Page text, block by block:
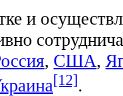
и
, США,
[12].